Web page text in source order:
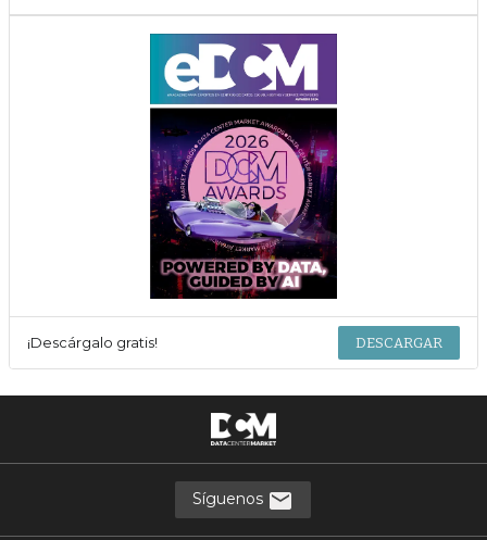
¡Descárgalo gratis! DESCARGAR
Síguenos